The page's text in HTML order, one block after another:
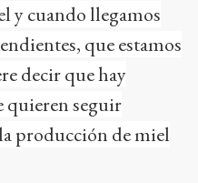
y cuando llegamos
que estamos
decir que hay
quieren seguir
producción de miel